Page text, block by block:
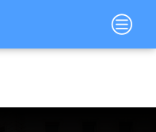
Main
Menu